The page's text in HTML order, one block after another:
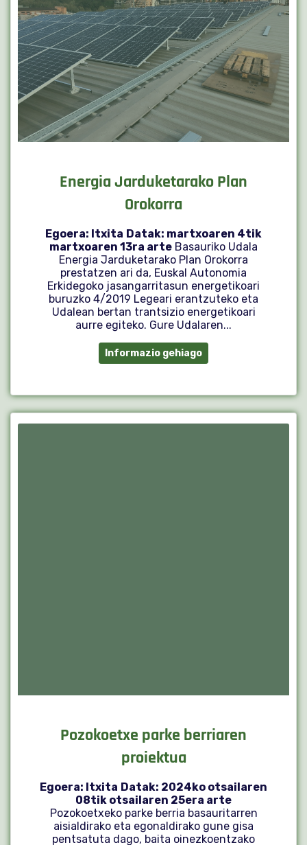
Energia Jarduketarako Plan
Orokorra
Egoera: Itxita Datak: martxoaren 4tik
martxoaren 13ra arte Basauriko Udala
Energia Jarduketarako Plan Orokorra
prestatzen ari da, Euskal Autonomia
Erkidegoko jasangarritasun energetikoari
buruzko 4/2019 Legeari erantzuteko eta
Udalean bertan trantsizio energetikoari
aurre egiteko. Gure Udalaren...
Informazio gehiago
Pozokoetxe parke berriaren
proiektua
Egoera: Itxita Datak: 2024ko otsailaren
08tik otsailaren 25era arte
Pozokoetxeko parke berria basauritarren
aisialdirako eta egonaldirako gune gisa
pentsatuta dago, baita oinezkoentzako